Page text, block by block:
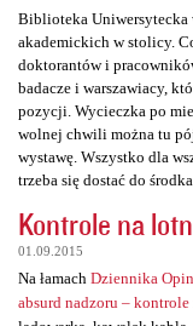
Biblioteka Uniwersytecka
akademickich w stolicy.
doktorantów i
badacze i warszawiacy,
pozycji. Wycieczka po
wolnej chwili można tu
wystawę. Wszystko dla
trzeba się dostać do środka.
Kontrole na
01.09.2015
Na łamach Dziennika
absurd nadzoru –